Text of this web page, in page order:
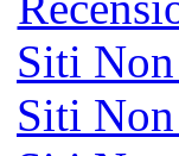
Siti
Siti